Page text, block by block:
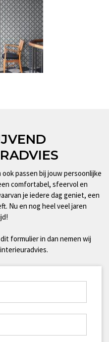
passen bij jouw persoonlijke
comfortabel, sfeervol en
je iedere dag geniet, een
Nu en nog heel veel jaren
formulier in dan nemen wij